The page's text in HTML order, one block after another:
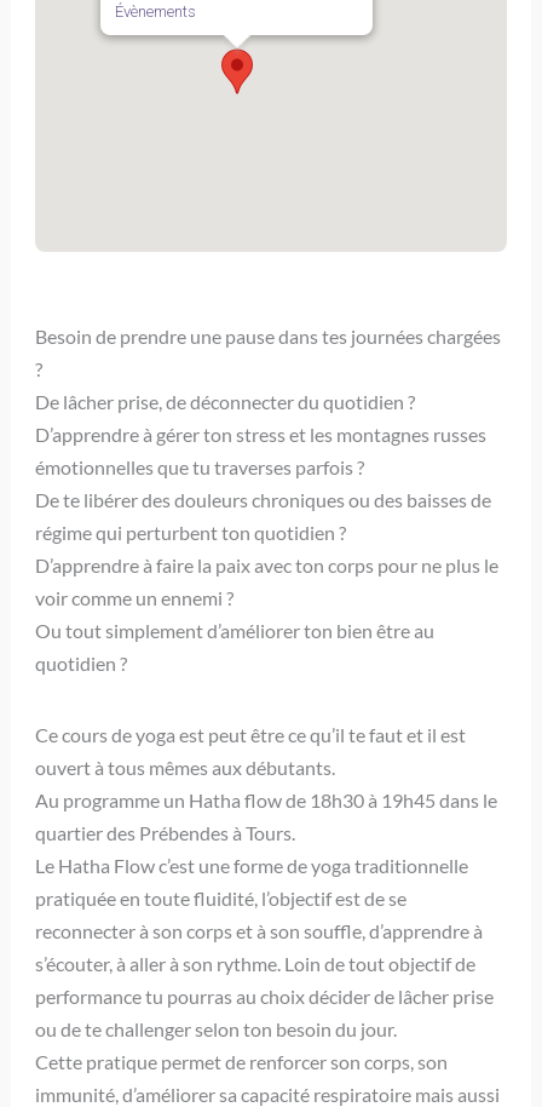
Évènements
Besoin de prendre une pause dans tes journées chargées
?
De lâcher prise, de déconnecter du quotidien ?
D’apprendre à gérer ton stress et les montagnes russes
émotionnelles que tu traverses parfois ?
De te libérer des douleurs chroniques ou des baisses de
régime qui perturbent ton quotidien ?
D’apprendre à faire la paix avec ton corps pour ne plus le
voir comme un ennemi ?
Ou tout simplement d’améliorer ton bien être au
quotidien ?
Ce cours de yoga est peut être ce qu’il te faut et il est
ouvert à tous mêmes aux débutants.
Au programme un Hatha flow de 18h30 à 19h45 dans le
quartier des Prébendes à Tours.
Le Hatha Flow c’est une forme de yoga traditionnelle
pratiquée en toute fluidité, l’objectif est de se
reconnecter à son corps et à son souffle, d’apprendre à
s’écouter, à aller à son rythme. Loin de tout objectif de
performance tu pourras au choix décider de lâcher prise
ou de te challenger selon ton besoin du jour.
Cette pratique permet de renforcer son corps, son
immunité, d’améliorer sa capacité respiratoire mais aussi